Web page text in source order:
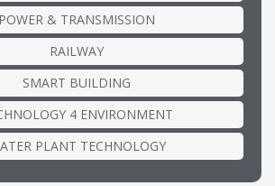
POWER & TRANSMISSION
RAILWAY
SMART BUILDING
4 ENVIRONMENT
PLANT TECHNOLOGY